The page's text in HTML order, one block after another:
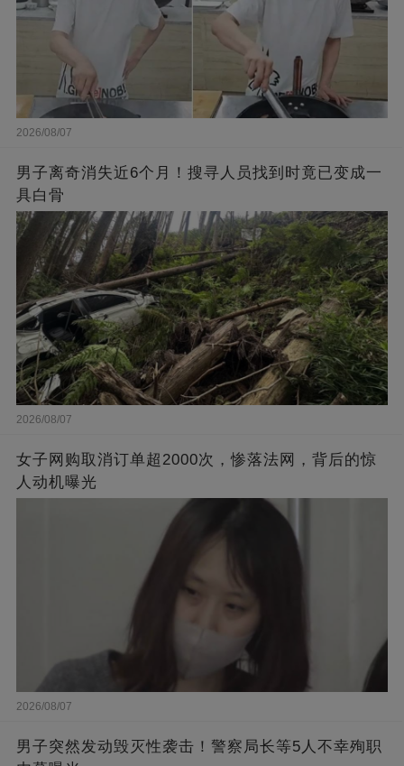
2026/08/07
男子离奇消失近6个月！搜寻人员找到时竟已变成一
具白骨
2026/08/07
女子网购取消订单超2000次，惨落法网，背后的惊
人动机曝光
2026/08/07
男子突然发动毁灭性袭击！警察局长等5人不幸殉职